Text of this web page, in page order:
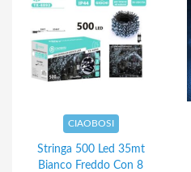
CIAOBOSI
Stringa 500 Led 35mt
Bianco Freddo Con 8